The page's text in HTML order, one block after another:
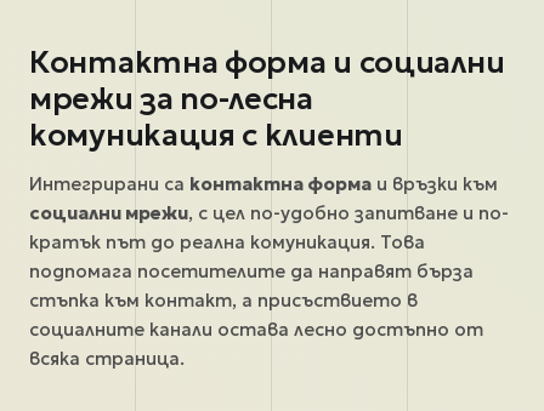
Контактна форма и социални
мрежи за по-лесна
комуникация с клиенти
Интегрирани са контактна форма и връзки към
социални мрежи, с цел по-удобно запитване и по-
кратък път до реална комуникация. Това
подпомага посетителите да направят бърза
стъпка към контакт, а присъствието в
социалните канали остава лесно достъпно от
всяка страница.